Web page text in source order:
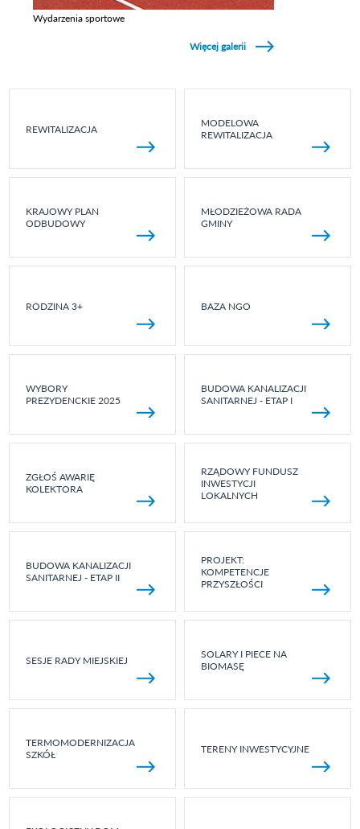
Wydarzenia sportowe
Więcej galerii
REWITALIZACJA
MODELOWA
REWITALIZACJA
KRAJOWY PLAN
ODBUDOWY
MŁODZIEŻOWA RADA
GMINY
RODZINA 3+ BAZA NGO
WYBORY
PREZYDENCKIE 2025
BUDOWA KANALIZACJI
SANITARNEJ - ETAP I
ZGŁOŚ AWARIĘ
KOLEKTORA
RZĄDOWY FUNDUSZ
INWESTYCJI
LOKALNYCH
BUDOWA KANALIZACJI
SANITARNEJ - ETAP II
PROJEKT:
KOMPETENCJE
PRZYSZŁOŚCI
SESJE RADY MIEJSKIEJ
SOLARY I PIECE NA
BIOMASĘ
TERMOMODERNIZACJA
SZKÓŁ
TERENY INWESTYCYJNE